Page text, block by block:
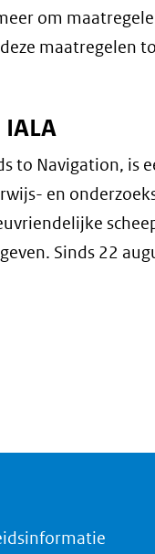
om
maatregelen
to Navigation, is
en
Sinds 22